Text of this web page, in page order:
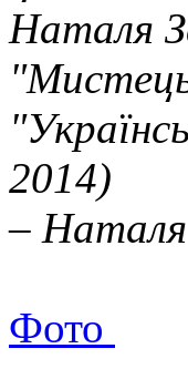
Наталя
2014)
–
Фото